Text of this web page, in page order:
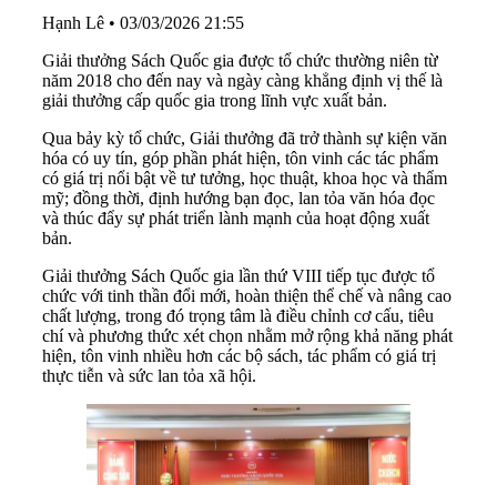
Hạnh Lê • 03/03/2026 21:55
Giải thưởng Sách Quốc gia được tổ chức thường niên từ
năm 2018 cho đến nay và ngày càng khẳng định vị thế là
giải thưởng cấp quốc gia trong lĩnh vực xuất bản.
Qua bảy kỳ tổ chức, Giải thưởng đã trở thành sự kiện văn
hóa có uy tín, góp phần phát hiện, tôn vinh các tác phẩm
có giá trị nổi bật về tư tưởng, học thuật, khoa học và thẩm
mỹ; đồng thời, định hướng bạn đọc, lan tỏa văn hóa đọc
và thúc đẩy sự phát triển lành mạnh của hoạt động xuất
bản.
Giải thưởng Sách Quốc gia lần thứ VIII tiếp tục được tổ
chức với tinh thần đổi mới, hoàn thiện thể chế và nâng cao
chất lượng, trong đó trọng tâm là điều chỉnh cơ cấu, tiêu
chí và phương thức xét chọn nhằm mở rộng khả năng phát
hiện, tôn vinh nhiều hơn các bộ sách, tác phẩm có giá trị
thực tiễn và sức lan tỏa xã hội.